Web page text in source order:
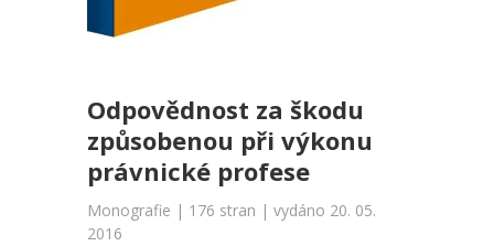
Odpovědnost za škodu
způsobenou při výkonu
právnické profese
Monografie | 176 stran | vydáno 20. 05.
2016